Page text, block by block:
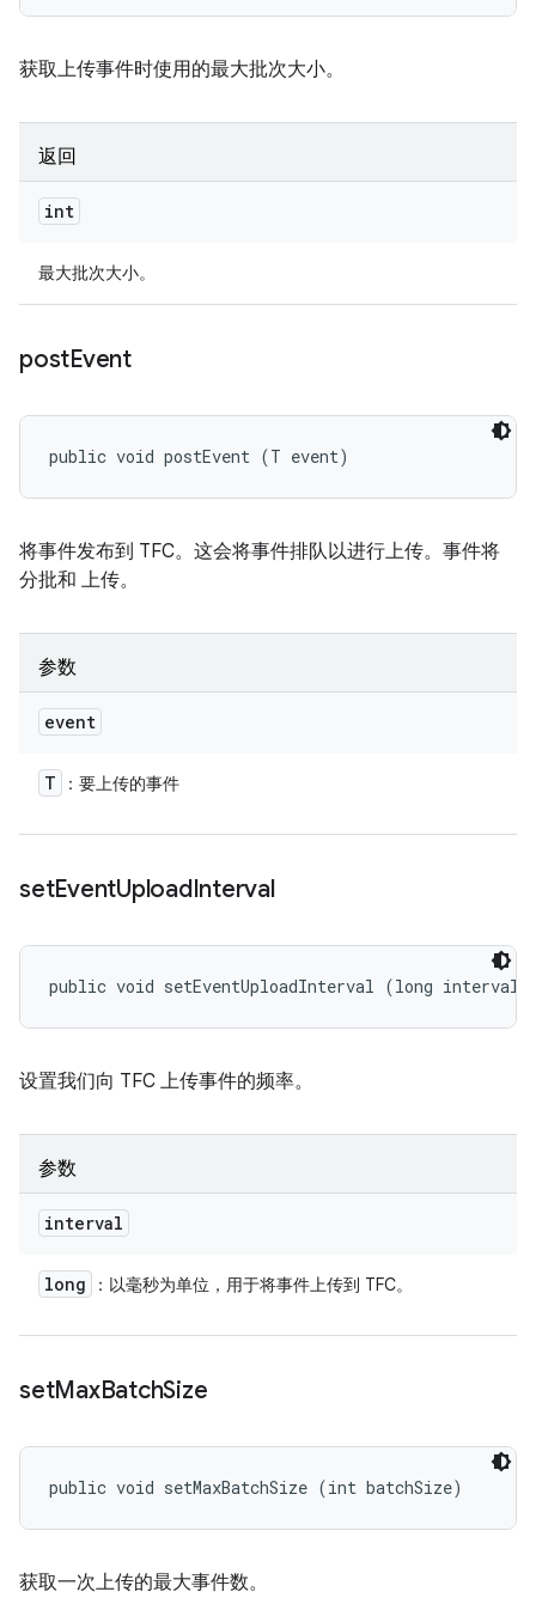
获取上传事件时使用的最大批次大小。
返回
int
最大批次大小。
postEvent
public void postEvent (T event)
将事件发布到 TFC。这会将事件排队以进行上传。事件将
分批和 上传。
参数
event
T ：要上传的事件
setEventUploadInterval
public void setEventUploadInterval (long interval)
设置我们向 TFC 上传事件的频率。
参数
interval
long ：以毫秒为单位，用于将事件上传到 TFC。
setMaxBatchSize
public void setMaxBatchSize (int batchSize)
获取一次上传的最大事件数。